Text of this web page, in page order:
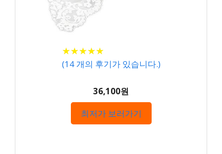
★★★★★
★★★★★
(14개의 후기가 있습니다.)
36,100원
최저가 보러가기